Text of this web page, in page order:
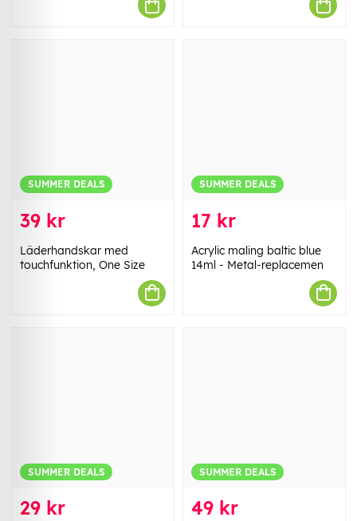
SUMMER DEALS
39 kr
Läderhandskar med
touchfunktion, One Size
SUMMER DEALS
17 kr
Acrylic maling baltic blue
14ml - Metal-replacemen
SUMMER DEALS
29 kr
SUMMER DEALS
49 kr